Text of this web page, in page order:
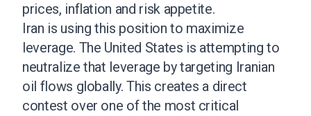
prices, inflation and risk appetite.
Iran is using this position to maximize
leverage. The United States is attempting to
neutralize that leverage by targeting Iranian
oil flows globally. This creates a direct
contest over one of the most critical